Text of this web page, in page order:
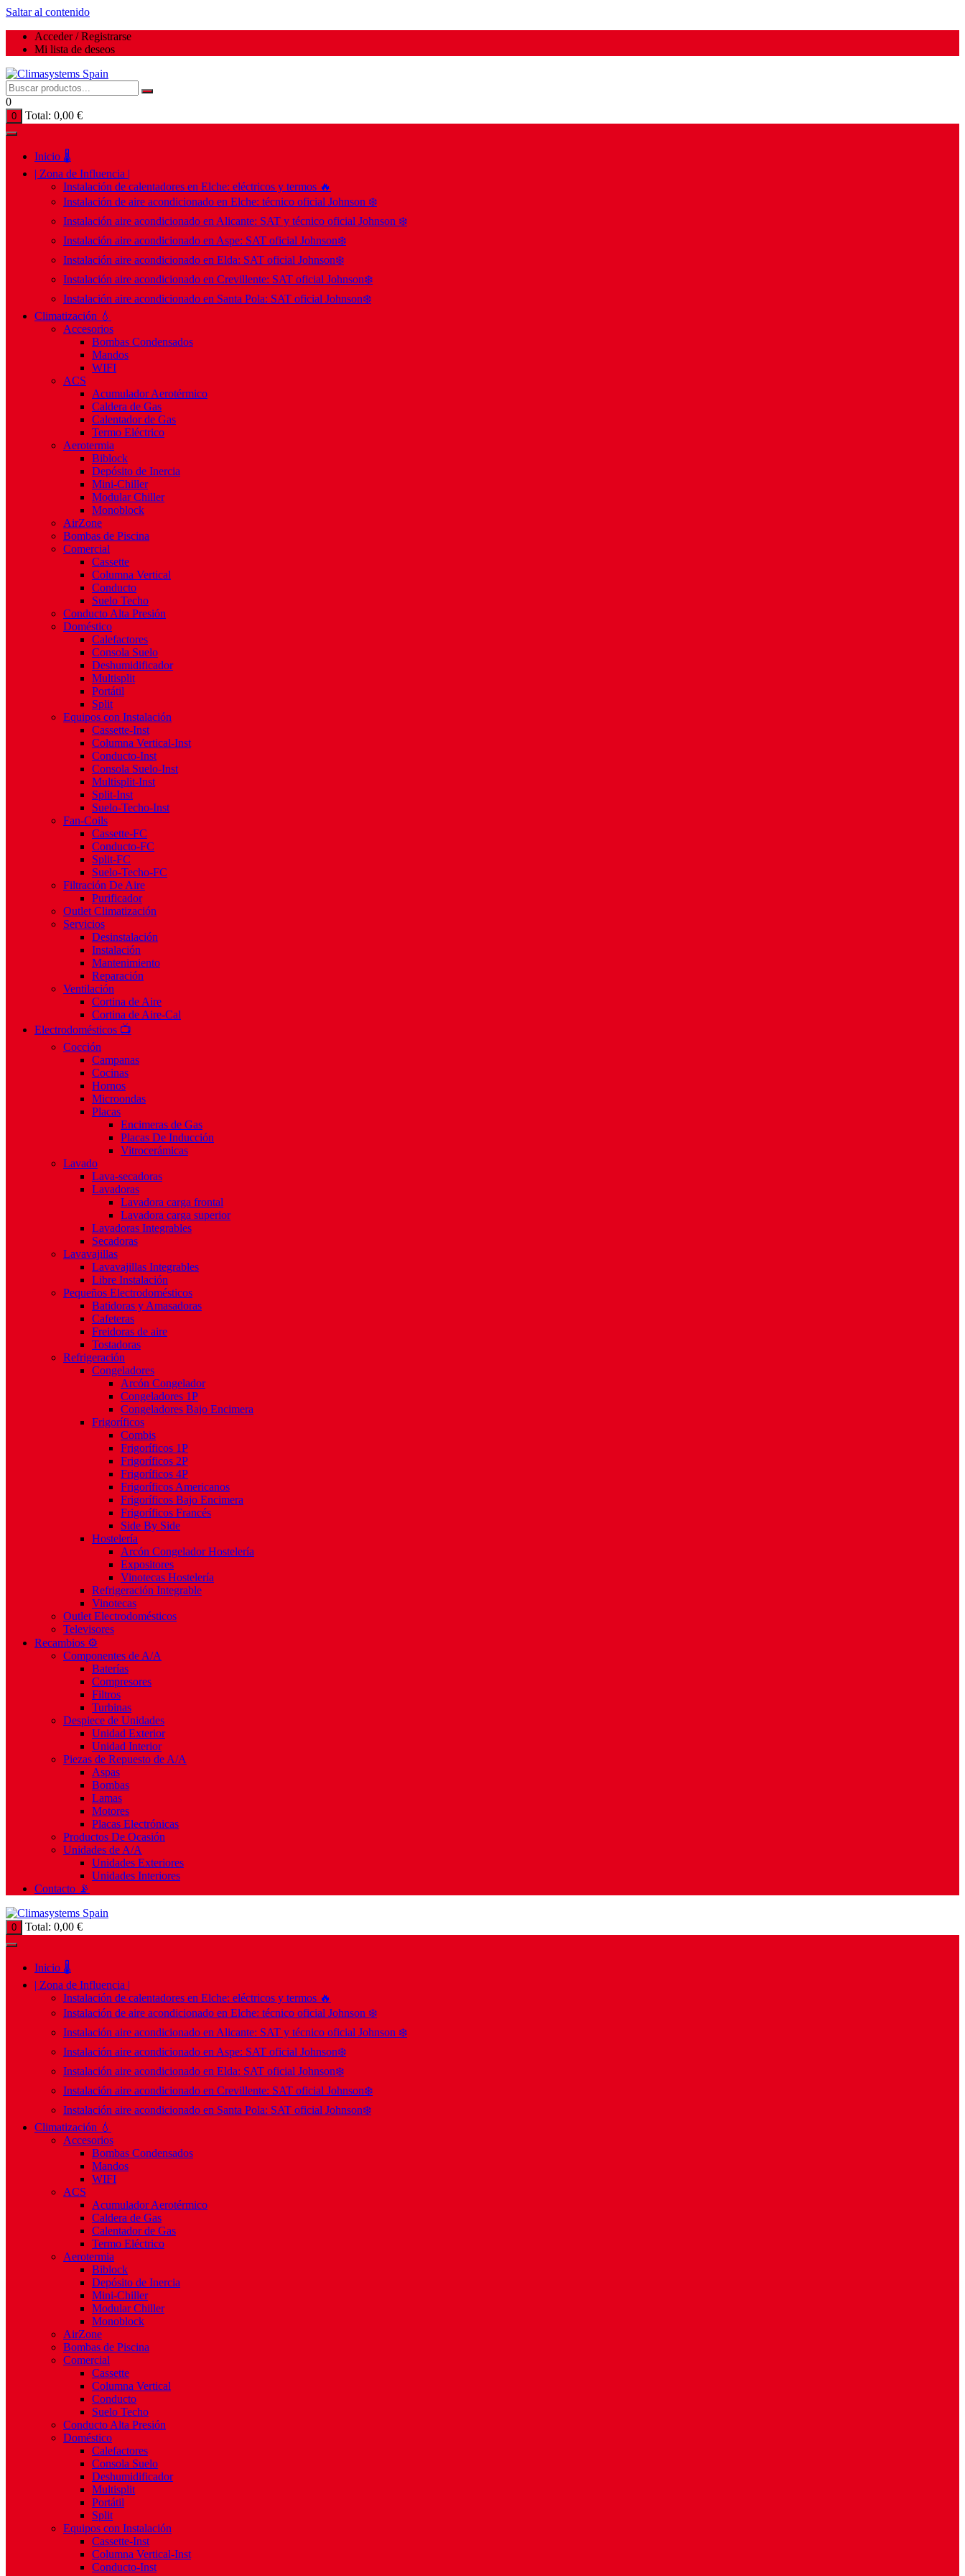
Saltar al contenido
Acceder / Registrarse
Mi lista de deseos
0
0 Total: 0,00 €
Inicio 🌡️
| Zona de Influencia |
Instalación de calentadores en Elche: eléctricos y termos 🔥
Instalación de aire acondicionado en Elche: técnico oficial Johnson ❄️
Instalación aire acondicionado en Alicante: SAT y técnico oficial Johnson ❄️
Instalación aire acondicionado en Aspe: SAT oficial Johnson❄️
Instalación aire acondicionado en Elda: SAT oficial Johnson❄️
Instalación aire acondicionado en Crevillente: SAT oficial Johnson❄️
Instalación aire acondicionado en Santa Pola: SAT oficial Johnson❄️
Climatización 💧
Accesorios
Bombas Condensados
Mandos
WIFI
ACS
Acumulador Aerotérmico
Caldera de Gas
Calentador de Gas
Termo Eléctrico
Aerotermia
Biblock
Depósito de Inercia
Mini-Chiller
Modular Chiller
Monoblock
AirZone
Bombas de Piscina
Comercial
Cassette
Columna Vertical
Conducto
Suelo Techo
Conducto Alta Presión
Doméstico
Calefactores
Consola Suelo
Deshumidificador
Multisplit
Portátil
Split
Equipos con Instalación
Cassette-Inst
Columna Vertical-Inst
Conducto-Inst
Consola Suelo-Inst
Multisplit-Inst
Split-Inst
Suelo-Techo-Inst
Fan-Coils
Cassette-FC
Conducto-FC
Split-FC
Suelo-Techo-FC
Filtración De Aire
Purificador
Outlet Climatización
Servicios
Desinstalación
Instalación
Mantenimiento
Reparación
Ventilación
Cortina de Aire
Cortina de Aire-Cal
Electrodomésticos 📺
Cocción
Campanas
Cocinas
Hornos
Microondas
Placas
Encimeras de Gas
Placas De Inducción
Vitrocerámicas
Lavado
Lava-secadoras
Lavadoras
Lavadora carga frontal
Lavadora carga superior
Lavadoras Integrables
Secadoras
Lavavajillas
Lavavajillas Integrables
Libre Instalación
Pequeños Electrodomésticos
Batidoras y Amasadoras
Cafeteras
Freidoras de aire
Tostadoras
Refrigeración
Congeladores
Arcón Congelador
Congeladores 1P
Congeladores Bajo Encimera
Frigoríficos
Combis
Frigoríficos 1P
Frigoríficos 2P
Frigoríficos 4P
Frigoríficos Americanos
Frigoríficos Bajo Encimera
Frigoríficos Francés
Side By Side
Hostelería
Arcón Congelador Hostelería
Expositores
Vinotecas Hostelería
Refrigeración Integrable
Vinotecas
Outlet Electrodomésticos
Televisores
Recambios ⚙️
Componentes de A/A
Baterías
Compresores
Filtros
Turbinas
Despiece de Unidades
Unidad Exterior
Unidad Interior
Piezas de Repuesto de A/A
Aspas
Bombas
Lamas
Motores
Placas Electrónicas
Productos De Ocasión
Unidades de A/A
Unidades Exteriores
Unidades Interiores
Contacto 📡
0 Total: 0,00 €
Inicio 🌡️
| Zona de Influencia |
Instalación de calentadores en Elche: eléctricos y termos 🔥
Instalación de aire acondicionado en Elche: técnico oficial Johnson ❄️
Instalación aire acondicionado en Alicante: SAT y técnico oficial Johnson ❄️
Instalación aire acondicionado en Aspe: SAT oficial Johnson❄️
Instalación aire acondicionado en Elda: SAT oficial Johnson❄️
Instalación aire acondicionado en Crevillente: SAT oficial Johnson❄️
Instalación aire acondicionado en Santa Pola: SAT oficial Johnson❄️
Climatización 💧
Accesorios
Bombas Condensados
Mandos
WIFI
ACS
Acumulador Aerotérmico
Caldera de Gas
Calentador de Gas
Termo Eléctrico
Aerotermia
Biblock
Depósito de Inercia
Mini-Chiller
Modular Chiller
Monoblock
AirZone
Bombas de Piscina
Comercial
Cassette
Columna Vertical
Conducto
Suelo Techo
Conducto Alta Presión
Doméstico
Calefactores
Consola Suelo
Deshumidificador
Multisplit
Portátil
Split
Equipos con Instalación
Cassette-Inst
Columna Vertical-Inst
Conducto-Inst